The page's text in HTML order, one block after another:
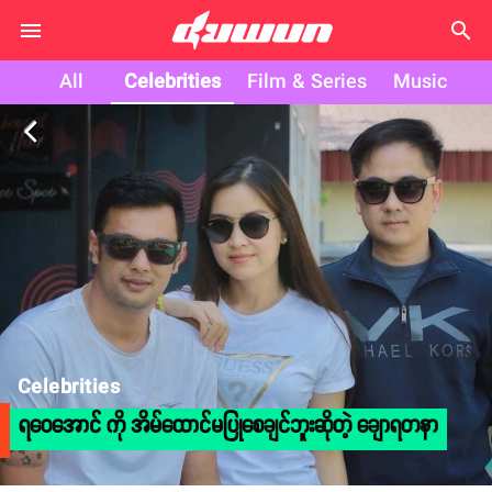
search
All Celebrities Film & Series Music
arrow_back_ios
Celebrities
ရဝေအောင် ကို အိမ်ထောင်မပြုစေချင်ဘူးဆိုတဲ့ ချောရတနာ